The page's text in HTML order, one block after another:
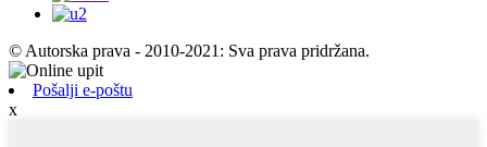
© Autorska prava - 2010-2021: Sva prava pridržana.
Pošalji e-poštu
x